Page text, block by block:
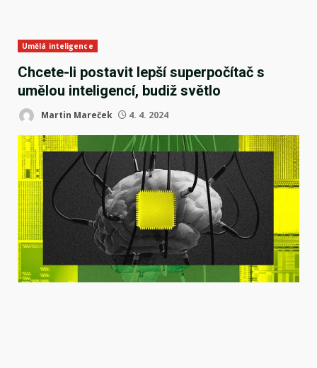
Umělá inteligence
Chcete-li postavit lepší superpočítač s
umělou inteligencí, budiž světlo
Martin Mareček 4. 4. 2024